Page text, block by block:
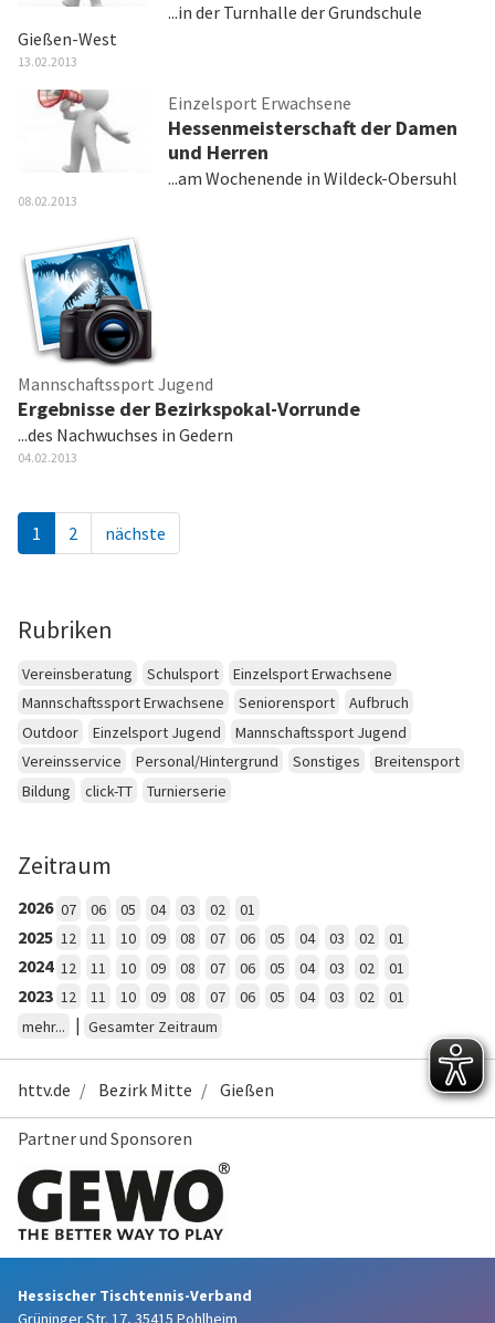
...in der Turnhalle der Grundschule
Gießen-West
13.02.2013
Einzelsport Erwachsene
Hessenmeisterschaft der Damen
und Herren
...am Wochenende in Wildeck-Obersuhl
08.02.2013
Mannschaftssport Jugend
Ergebnisse der Bezirkspokal-Vorrunde
...des Nachwuchses in Gedern
04.02.2013
1 2 nächste
Rubriken
Vereinsberatung Schulsport
Einzelsport Erwachsene
Mannschaftssport Erwachsene
Seniorensport
Aufbruch
Outdoor
Einzelsport Jugend
Mannschaftssport Jugend
Vereinsservice
Personal/Hintergrund Sonstiges
Breitensport
Bildung
click-TT Turnierserie
Zeitraum
2026 07 06 05 04 03 02 01
2025 12 11 10 09 08 07 06 05 04 03 02 01
2024 12 11 10 09 08 07 06 05 04 03 02 01
2023 12 11 10 09 08 07 06 05 04 03 02
01
mehr...
| Gesamter Zeitraum
httv.de Bezirk Mitte Gießen
Partner und Sponsoren
Hessischer Tischtennis-Verband
Grüninger Str. 17, 35415 Pohlheim